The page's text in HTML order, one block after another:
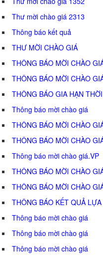
Thư mời chào giá 2313
Thông báo kết quả
THƯ MỜI CHÀO GIÁ
THÔNG BÁO MỜI CHÀO
THÔNG BÁO MỜI CHÀO
THÔNG BÁO GIA HẠN
Thông báo mời chào giá
THÔNG BÁO MỜI CHÀO
THÔNG BÁO MỜI CHÀO
Thông báo mời chào giá.VP
THÔNG BÁO MỜI CHÀO
THÔNG BÁO MỜI CHÀO
THÔNG BÁO KẾT QUẢ
Thông báo mời chào giá
Thông báo mời chào giá
Thông báo mời chào giá